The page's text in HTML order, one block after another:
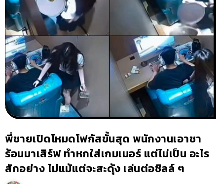
พี่ชายเปิดโหมดโฟกัสขั้นสุด พนักงานเอาชา
ร้อนมาเสิร์ฟ ทำหกใส่เกมเมอร์ แต่ไม่เป็น อะไร
สักอย่าง ไม่แม้แต่จะสะดุ้ง เล่นต่อชิลล์ ๆ